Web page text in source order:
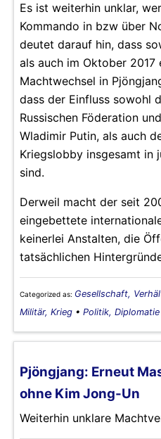
Es ist weiterhin unklar,
Kommando in bzw über
deutet darauf hin, dass
als auch im Oktober 2017
Machtwechsel in
dass der Einfluss sowohl
Russischen Föderation
Wladimir Putin, als auch
Kriegslobby insgesamt in
sind.
Derweil macht der seit
eingebettete
keinerlei Anstalten, die
tatsächlichen
Categorized as: Gesellschaft,
Militär, Krieg • Politik, Diplomatie
Pjöngjang: Erneut
ohne Kim Jong-Un
Weiterhin unklare